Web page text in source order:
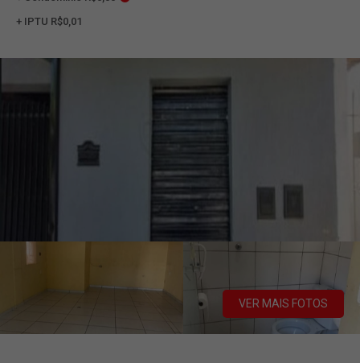
+ IPTU R$0,01
VER MAIS FOTOS